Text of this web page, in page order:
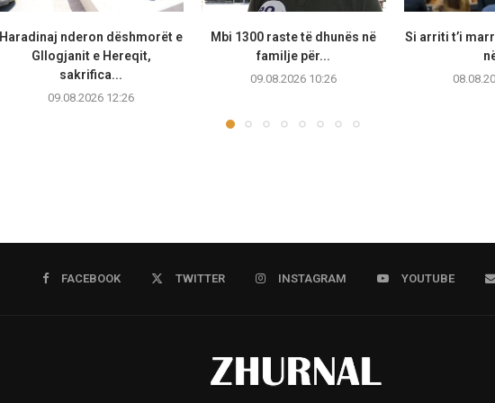
Haradinaj nderon dëshmorët e
Gllogjanit e Hereqit,
sakrifica...
09.08.2026 12:26
Mbi 1300 raste të dhunës në
familje për...
09.08.2026 10:26
Si arriti t’i
FACEBOOK TWITTER INSTAGRAM YOUTUBE